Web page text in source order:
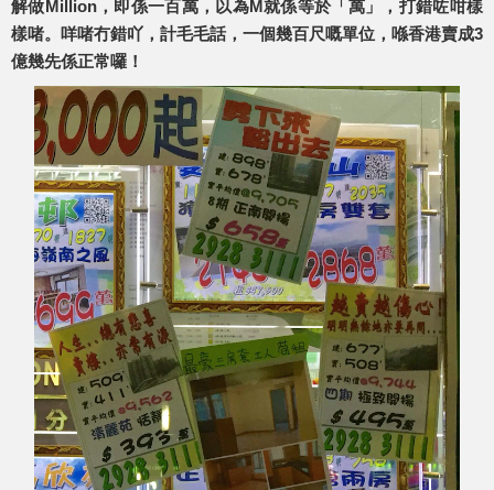
解做Million，即係一百萬，以為M就係等於「萬」，打錯咗咁樣
樣啫。咩啫冇錯吖，計毛毛話，一個幾百尺嘅單位，喺香港賣成3
億幾先係正常囉！